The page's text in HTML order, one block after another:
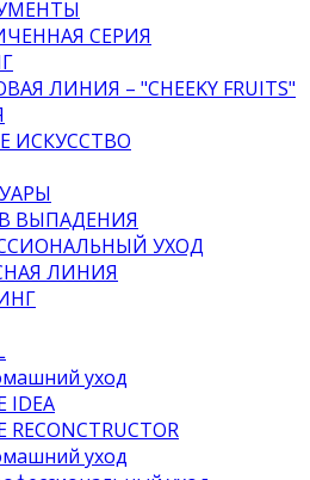
СЕРИЯ
ЛИНИЯ – "CHEEKY FRUITS"
ИСКУССТВО
ВЫПАДЕНИЯ
УХОД
ЛИНИЯ
уход
IDEA
RECONCTRUCTOR
уход